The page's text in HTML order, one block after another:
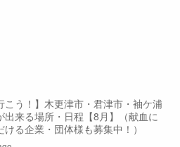
こう！】木更津市・君津市・袖ケ浦
出来る場所・日程【8月】（献血に
ける企業・団体様も募集中！）